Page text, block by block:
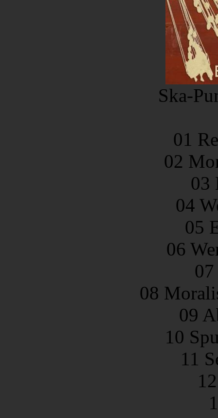
Ska-
01
02
03
04
05
06
07
08
09
10
11